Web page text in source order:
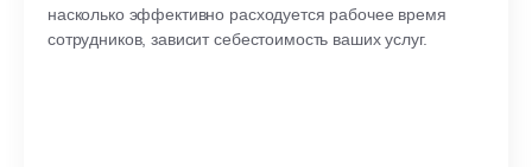
насколько эффективно расходуется рабочее время
сотрудников, зависит себестоимость ваших услуг.